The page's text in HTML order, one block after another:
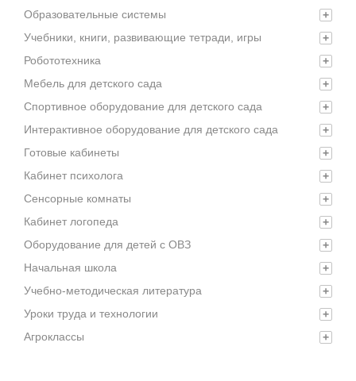
Образовательные системы
+
Учебники, книги, развивающие тетради, игры
+
Робототехника
+
Мебель для детского сада
+
Спортивное оборудование для детского сада
+
Интерактивное оборудование для детского сада
+
Готовые кабинеты
+
Кабинет психолога
+
Сенсорные комнаты
+
Кабинет логопеда
+
Оборудование для детей с ОВЗ
+
Начальная школа
+
Учебно-методическая литература
+
Уроки труда и технологии
+
Агроклассы
+